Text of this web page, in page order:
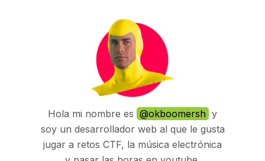
Hola mi nombre es @okboomersh y
soy un desarrollador web al que le gusta
jugar a retos CTF, la música electrónica